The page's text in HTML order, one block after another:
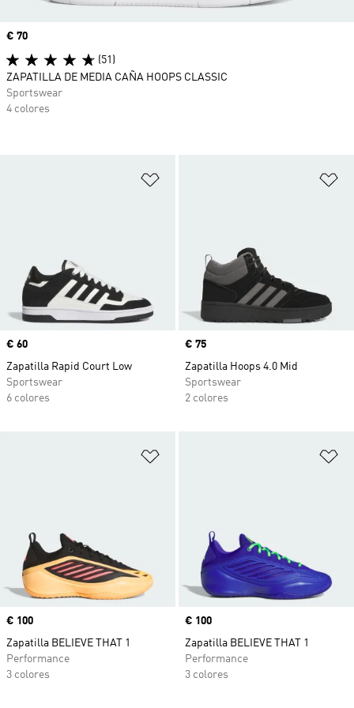
Precio
€ 60
Zapatilla Rapid Court Low
Sportswear
6 colores
Precio
€ 75
Zapatilla Hoops 4.0 Mid
Sportswear
2 colores
Precio
€ 100
Zapatilla BELIEVE THAT 1
Performance
3 colores
Precio
€ 100
Zapatilla BELIEVE THAT 1
Performance
3 colores
Precio
€ 70
(51)
ZAPATILLA DE MEDIA CAÑA HOOPS CLASSIC
Sportswear
4 colores